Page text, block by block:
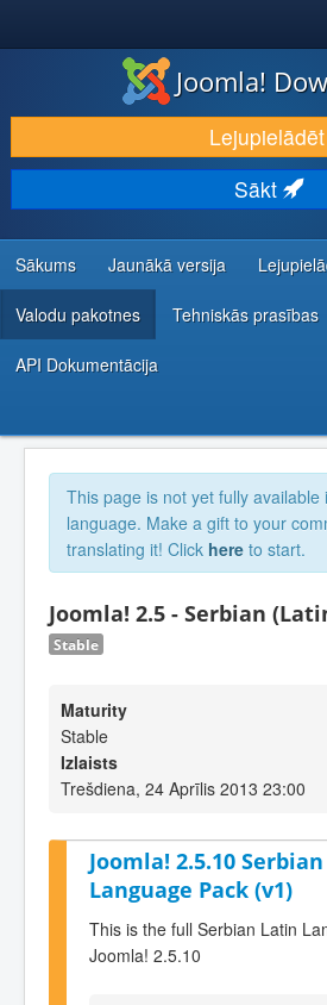
LEJUPIELĀDĒT UN PAPLAŠINĀT
ATKLĀJ UN IEMĀCIES
KOPIENA UN ATBALSTS
IZSTRĀDĀTĀJU RESURSI
Joomla!
Lejupielādēt
Sākt
Sākums Jaunākā versija
Valodu pakotnes Tehniskās prasības
API Dokumentācija
This page is not yet fully available
language. Make a gift to your
translating it! Click here to start.
Joomla! 2.5 - Serbian
Stable
Maturity
Stable
Izlaists
Trešdiena, 24 Aprīlis 2013 23:00
Joomla! 2.5.10
Language Pack (v1)
This is the full Serbian Latin
Joomla! 2.5.10